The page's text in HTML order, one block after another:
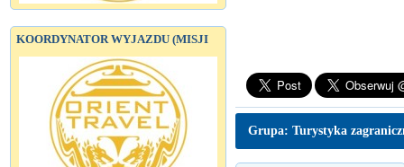
KOORDYNATOR WYJAZDU (MISJI
Grupa: Turystyka